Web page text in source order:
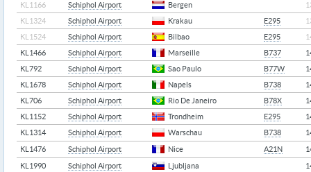
KL1166
Schiphol Airport Bergen
KL1324
Schiphol Airport Krakau E295
KL1524
Schiphol Airport Bilbao E295
KL1466
Schiphol Airport Marseille B737
KL792
Schiphol Airport Sao Paulo B77W
KL1678
Schiphol Airport Napels B738
KL706
Schiphol Airport Rio De Janeiro B78X
KL1152
Schiphol Airport Trondheim E295
KL1314
Schiphol Airport Warschau B738
KL1476
Schiphol Airport Nice A21N
KL1990
Schiphol Airport Ljubljana